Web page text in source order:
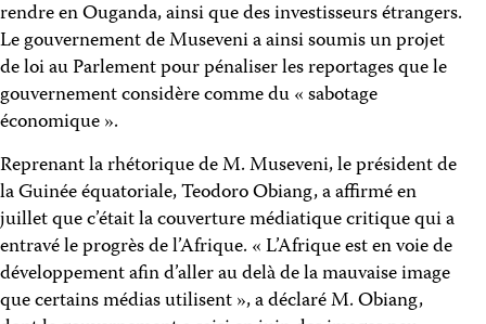
rendre en Ouganda, ainsi que des investisseurs étrangers.
Le gouvernement de Museveni a ainsi soumis un projet
de loi au Parlement pour pénaliser les reportages que le
gouvernement considère comme du « sabotage
économique ».
Reprenant la rhétorique de M. Museveni, le président de
la Guinée équatoriale, Teodoro Obiang, a affirmé en
juillet que c’était la couverture médiatique critique qui a
entravé le progrès de l’Afrique. « L’Afrique est en voie de
développement afin d’aller au delà de la mauvaise image
que certains médias utilisent », a déclaré M. Obiang,